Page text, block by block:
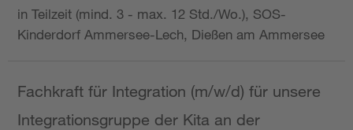
in Teilzeit (mind. 3 - max. 12 Std./Wo.), SOS-
Kinderdorf Ammersee-Lech, Dießen am Ammersee
Fachkraft für Integration (m/w/d) für unsere
Integrationsgruppe der Kita an der